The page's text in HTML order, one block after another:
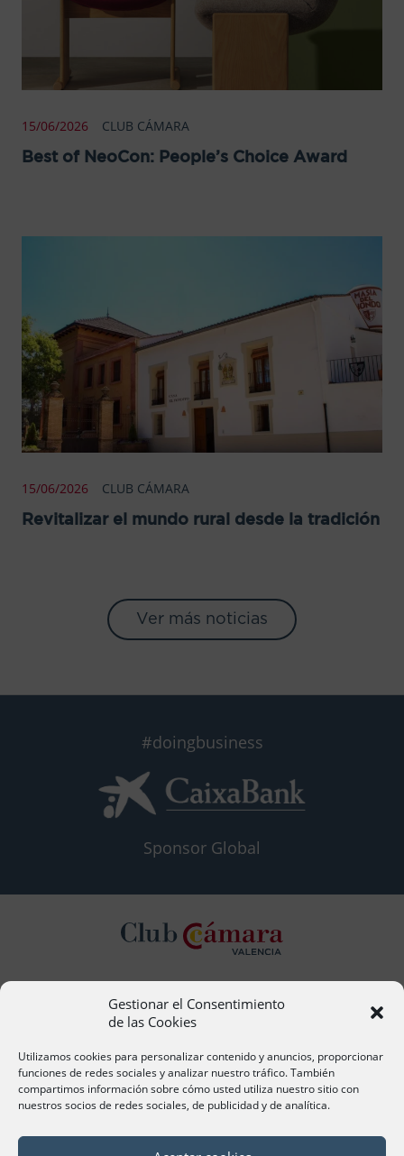
Gestionar el Consentimiento
de las Cookies
Utilizamos cookies para personalizar contenido y anuncios, proporcionar
funciones de redes sociales y analizar nuestro tráfico. También
compartimos información sobre cómo usted utiliza nuestro sitio con
nuestros socios de redes sociales, de publicidad y de analítica.
15/06/2026 CLUB CÁMARA
Best of NeoCon: People’s Choice Award
15/06/2026 CLUB CÁMARA
Revitalizar el mundo rural desde la tradición
Ver más noticias
#doingbusiness
Sponsor Global
Contacto
acervera@camaravalencia.com
961 366 212
Síguenos